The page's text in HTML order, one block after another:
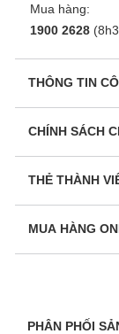
Mua hàng:
1900 2628
THÔNG TIN
CHÍNH SÁCH
THẺ THÀNH
MUA HÀNG
PHÂN PHỐI